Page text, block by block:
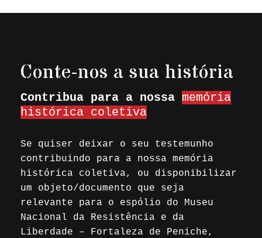
Conte-nos a sua história
Contribua para a nossa memória
histórica coletiva
Se quiser deixar o seu testemunho
contribuindo para a nossa memória
histórica coletiva, ou disponibilizar
um objeto/documento que seja
relevante para o espólio do Museu
Nacional da Resistência e da
Liberdade – Fortaleza de Peniche,